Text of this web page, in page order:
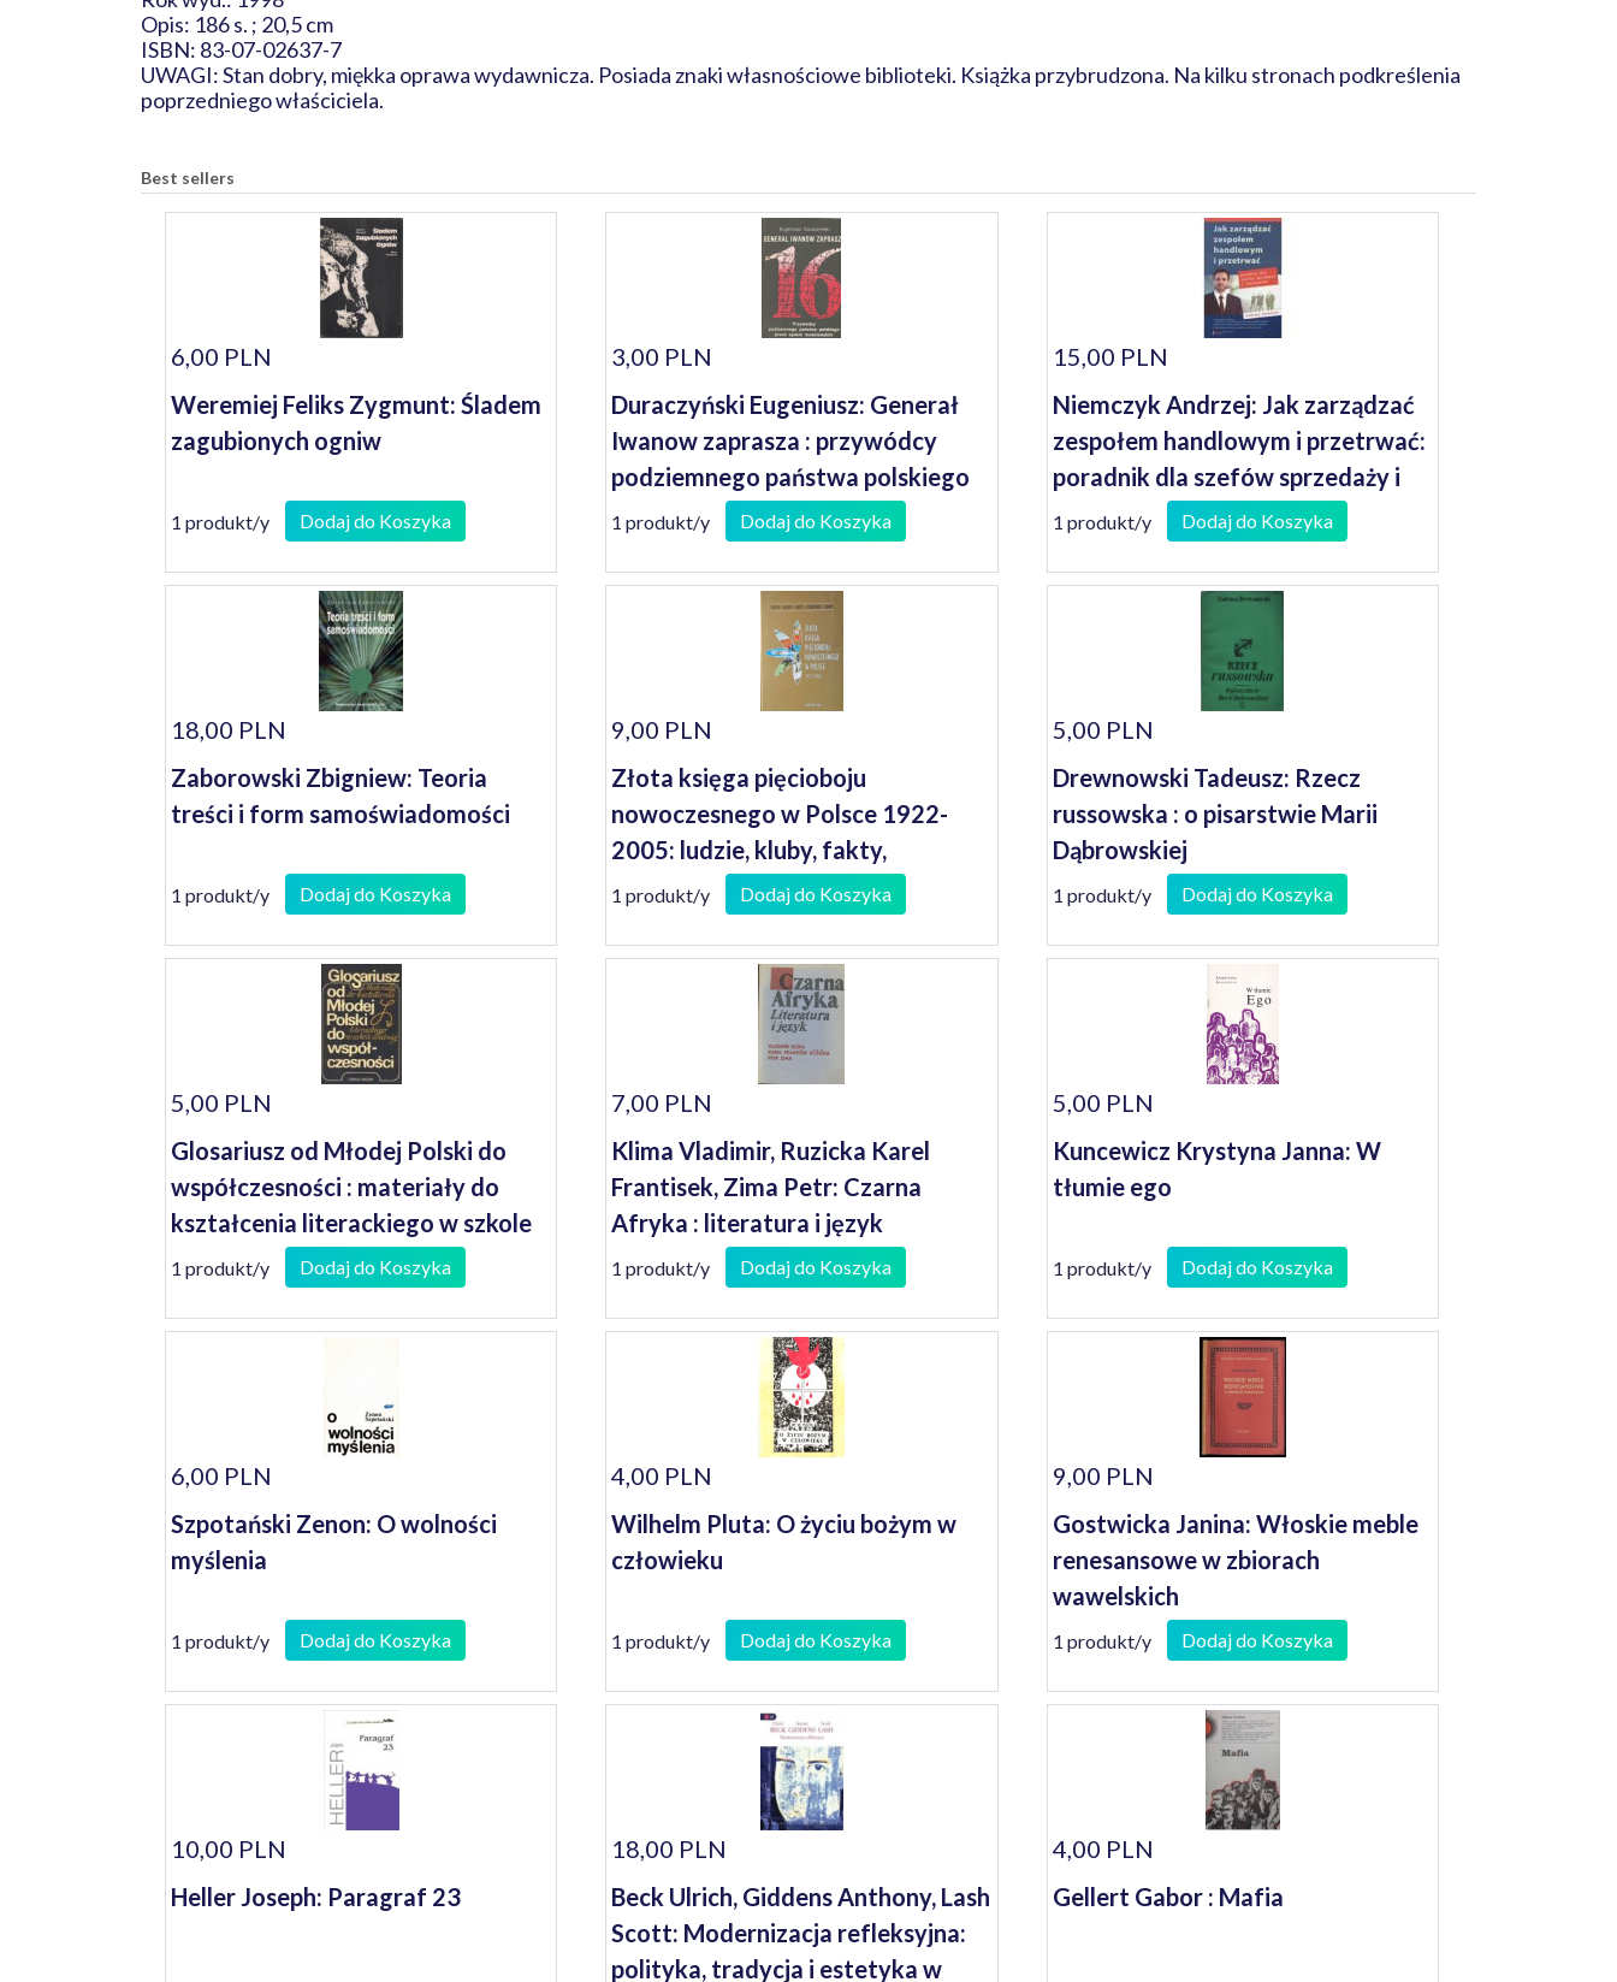
Opis: 186 s. ; 20,5 cm
ISBN: 83-07-02637-7
UWAGI: Stan dobry, miękka oprawa wydawnicza. Posiada znaki własnościowe biblioteki. Książka przybrudzona. Na kilku stronach podkreślenia
poprzedniego właściciela.
Best sellers
6,00 PLN
Weremiej Feliks Zygmunt: Śladem
zagubionych ogniw
1 produkt/y Dodaj do Koszyka
3,00 PLN
Duraczyński Eugeniusz: Generał
Iwanow zaprasza : przywódcy
podziemnego państwa polskiego
przed sądem moskiewskim [Proces
szesnastu]
1 produkt/y Dodaj do Koszyka
15,00 PLN
Niemczyk Andrzej: Jak zarządzać
zespołem handlowym i przetrwać:
poradnik dla szefów sprzedaży i
handlowców
1 produkt/y Dodaj do Koszyka
18,00 PLN
Zaborowski Zbigniew: Teoria
treści i form samoświadomości
1 produkt/y Dodaj do Koszyka
9,00 PLN
Złota księga pięcioboju
nowoczesnego w Polsce 1922-
2005: ludzie, kluby, fakty,
zdarzenia, laury
1 produkt/y Dodaj do Koszyka
5,00 PLN
Drewnowski Tadeusz: Rzecz
russowska : o pisarstwie Marii
Dąbrowskiej
1 produkt/y Dodaj do Koszyka
5,00 PLN
Glosariusz od Młodej Polski do
współczesności : materiały do
kształcenia literackiego w szkole
średniej
1 produkt/y Dodaj do Koszyka
7,00 PLN
Klima Vladimir, Ruzicka Karel
Frantisek, Zima Petr: Czarna
Afryka : literatura i język
1 produkt/y Dodaj do Koszyka
5,00 PLN
Kuncewicz Krystyna Janna: W
tłumie ego
1 produkt/y Dodaj do Koszyka
6,00 PLN
Szpotański Zenon: O wolności
myślenia
1 produkt/y Dodaj do Koszyka
4,00 PLN
Wilhelm Pluta: O życiu bożym w
człowieku
1 produkt/y Dodaj do Koszyka
9,00 PLN
Gostwicka Janina: Włoskie meble
renesansowe w zbiorach
wawelskich
1 produkt/y Dodaj do Koszyka
10,00 PLN
Heller Joseph: Paragraf 23
18,00 PLN
Beck Ulrich, Giddens Anthony, Lash
Scott: Modernizacja refleksyjna:
polityka, tradycja i estetyka w
4,00 PLN
Gellert Gabor : Mafia